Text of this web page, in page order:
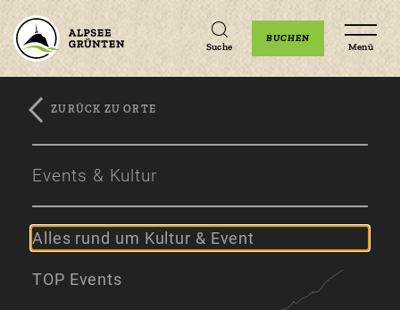
Zum
Zur
Zum
Suche
BUCHEN
Menü
ZURÜCK ZU ORTE
Events & Kultur
Alles rund um Kultur & Event
TOP Events
Unterkünfte Veranstaltungen